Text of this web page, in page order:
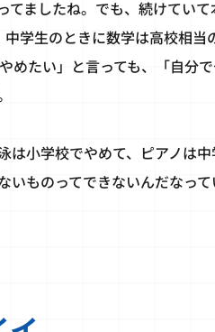
ましたね。でも、続けてい
学生のときに数学は高校相当
めたい」と言っても、「自分
小学校でやめて、ピアノは
ものってできないんだなっ